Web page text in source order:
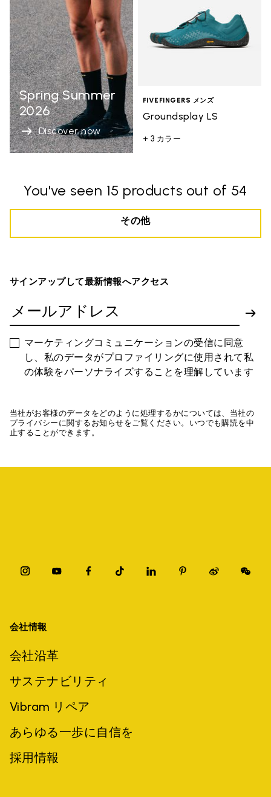
Spring Summer
2026
Discover now
FIVEFINGERS メンズ
Groundsplay LS
+ 3 カラー
You've seen 15 products out of 54
その他
サインアップして最新情報へアクセス
マーケティングコミュニケーションの受信に同意
し、私のデータがプロファイリングに使用されて私
の体験をパーソナライズすることを理解しています
当社がお客様のデータをどのように処理するかについては、当社の
プライバシーに関するお知らせをご覧ください。いつでも購読を中
止することができます。
会社情報
会社沿革
サステナビリティ
Vibram リペア
あらゆる一歩に自信を
採用情報